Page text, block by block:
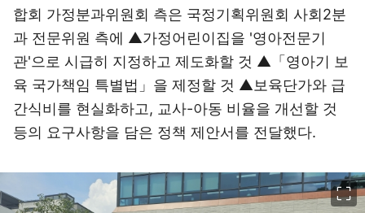
합회 가정분과위원회 측은 국정기획위원회 사회2분
과 전문위원 측에 ▲가정어린이집을 '영아전문기
관'으로 시급히 지정하고 제도화할 것 ▲「영아기 보
육 국가책임 특별법」을 제정할 것 ▲보육단가와 급
간식비를 현실화하고, 교사-아동 비율을 개선할 것
등의 요구사항을 담은 정책 제안서를 전달했다.